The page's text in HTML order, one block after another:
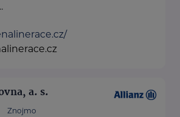
a. s.
Znojmo